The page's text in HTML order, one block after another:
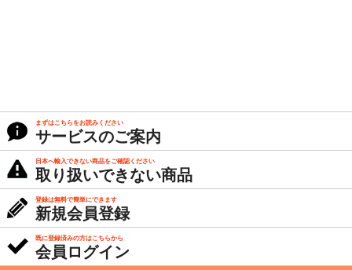
まずはこちらをお読みください
サービスのご案内
日本へ輸入できない商品をご確認ください
取り扱いできない商品
登録は無料で簡単にできます
新規会員登録
既に登録済みの方はこちらから
会員ログイン